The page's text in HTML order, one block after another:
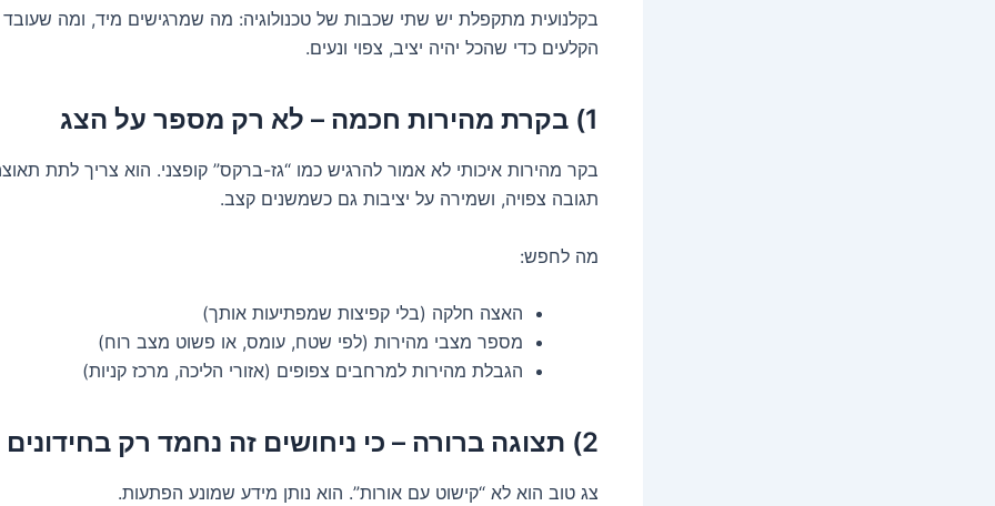
בקלנועית מתקפלת יש שתי שכבות של טכנולוגיה: מה שמרגישים מיד, ומה שעובד
הקלעים כדי שהכל יהיה יציב, צפוי ונעים.
1) בקרת מהירות חכמה – לא רק מספר על הצג
בקר מהירות איכותי לא אמור להרגיש כמו “גז-ברקס” קופצני. הוא צריך לתת
תגובה צפויה, ושמירה על יציבות גם כשמשנים קצב.
מה לחפש:
האצה חלקה (בלי קפיצות שמפתיעות אותך)
מספר מצבי מהירות (לפי שטח, עומס, או פשוט מצב רוח)
הגבלת מהירות למרחבים צפופים (אזורי הליכה, מרכז קניות)
2) תצוגה ברורה – כי ניחושים זה נחמד רק בחידונים
צג טוב הוא לא “קישוט עם אורות”. הוא נותן מידע שמונע הפתעות.